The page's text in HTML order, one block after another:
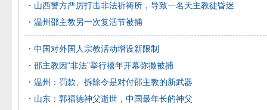
山西警方严厉打击非法祈祷所，导致一名天主教徒昏迷
温州邵主教另一次复活节被捕
中国对外国人宗教活动增设新限制
邵主教因“非法”举行禧年开幕弥撒被捕
温州：罚款、拆除令是对付邵主教的新武器
山东：郭福德神父逝世，中国最年长的神父